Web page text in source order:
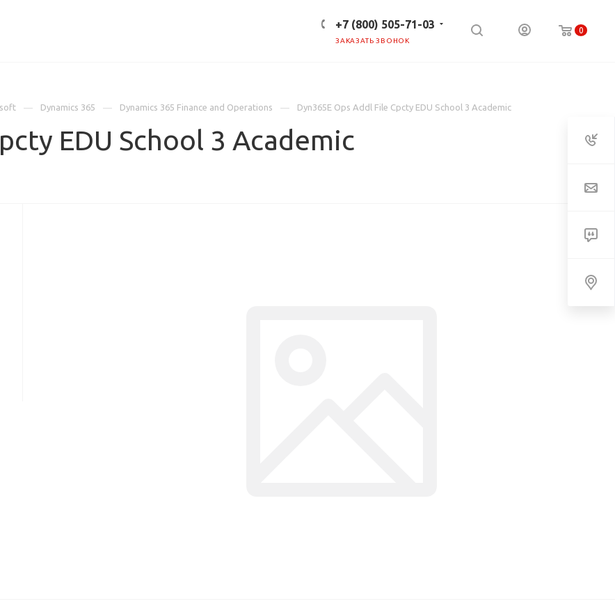
0
+7 (800) 505-71-03
ЗАКАЗАТЬ ЗВОНОК
Dynamics 365 Dynamics 365 Finance and Operations Dyn365E Ops Addl File Cpcty EDU School 3 Academic
EDU School 3 Academic